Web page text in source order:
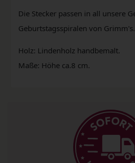
Die Stecker passen in all unsere
Geburtstagsspiralen von Grimm's.
Holz: Lindenholz handbemalt.
Maße: Höhe ca.8 cm.